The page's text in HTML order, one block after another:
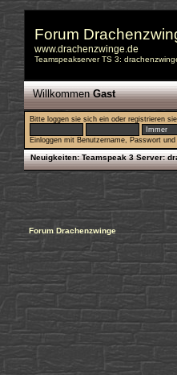
Forum
www.drachenzwinge.de
Teamspeakserver TS 3:
WillkommenGast
Bitte loggen sie sich ein oderregistrieren
Einloggen mit Benutzername, Passwort
Neuigkeiten: Teamspeak 3 Server:
Forum Drachenzwinge